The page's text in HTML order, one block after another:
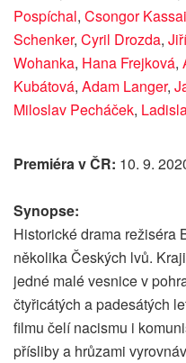
Pospíchal, Csongor Kassai
Schenker, Cyril Drozda, Jiří
Wohanka, Hana Frejková,
Kubátová, Adam Langer,
Miloslav Pecháček,
Premiéra v ČR: 10. 9.
Synopse:
Historické drama režiséra
několika Českých lvů.
jedné malé vesnice v
čtyřicátých a padesátých
filmu čelí nacismu i
přísliby a hrůzami